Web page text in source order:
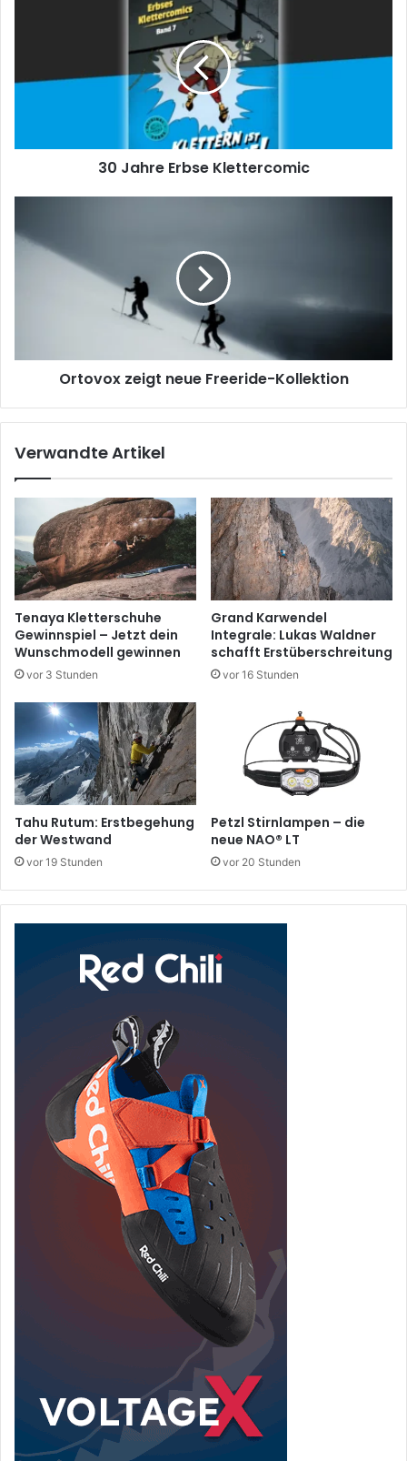
30 Jahre Erbse Klettercomic
neue
Freeride-
Ortovox zeigt neue Freeride-Kollektion
Verwandte Artikel
Tenaya Kletterschuhe
Gewinnspiel – Jetzt dein
Wunschmodell gewinnen
vor 3 Stunden
Grand Karwendel
Integrale: Lukas Waldner
schafft Erstüberschreitung
vor 16 Stunden
Tahu Rutum: Erstbegehung
der Westwand
vor 19 Stunden
Petzl Stirnlampen – die
neue NAO® LT
vor 20 Stunden